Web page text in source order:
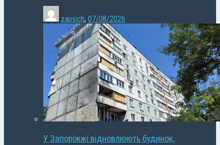
zapsich, 07/08/2026
У Запоріжжі відновлюють будинок,